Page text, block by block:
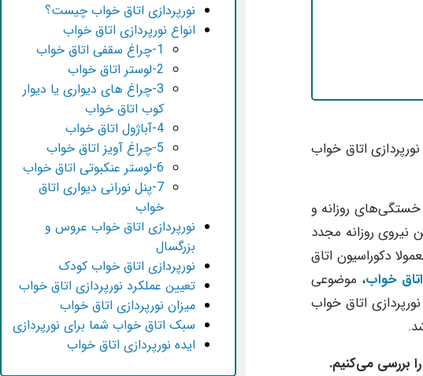
اتاق خواب
خستگی‌های روزانه و
نیروی روزانه مجدد
دکوراسیون اتاق
خواب، موضوعی
اتاق خواب
بررسی می‌کنیم.
نورپردازی اتاق خواب چیست؟
انواع نورپردازی اتاق خواب
1-چراغ سقفی اتاق خواب
2-لوستر اتاق خواب
3-چراغ های دیواری یا دیوار
کوب اتاق خواب
4-آباژول اتاق خواب
5-چراغ آویز اتاق خواب
6-لوستر عنکبوتی اتاق خواب
7-پنل نورانی دیواری اتاق
خواب
نورپردازی اتاق خواب عروس و
بزرگسال
نورپردازی اتاق خواب کودک
تعیین عملکرد نورپردازی اتاق خواب
میزان نورپردازی اتاق خواب
سبک اتاق خواب شما برای نورپردازی
ایده نورپردازی اتاق خواب